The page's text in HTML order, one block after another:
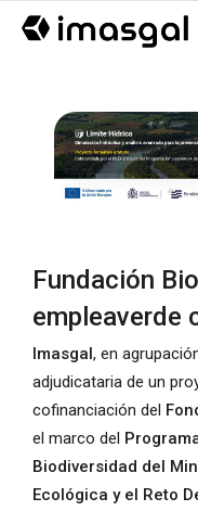
Fundación
empleaverde
Imasgal, en
adjudicataria de un
cofinanciación del
el marco del
Biodiversidad del
Ecológica y el Reto